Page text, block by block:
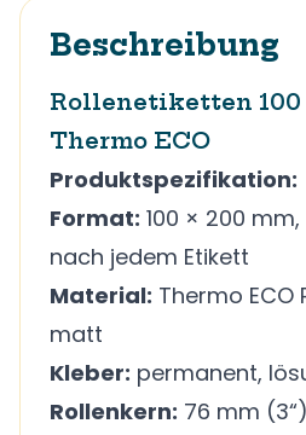
Beschreibung
Rollenetiketten 100
Thermo ECO
Produktspezifikation:
Format: 100 × 200
nach jedem Etikett
Material: Thermo ECO
matt
Kleber: permanent,
Rollenkern: 76 mm (3“)